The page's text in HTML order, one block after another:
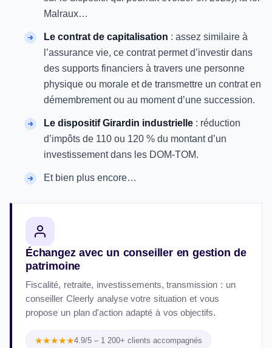
Malraux…
Le contrat de capitalisation : assez similaire à
l’assurance vie, ce contrat permet d’investir dans
des supports financiers à travers une personne
physique ou morale et de transmettre un contrat en
démembrement ou au moment d’une succession.
Le dispositif Girardin industrielle : réduction
d’impôts de 110 ou 120 % du montant d’un
investissement dans les DOM-TOM.
Et bien plus encore…
Échangez avec un conseiller en gestion de
patrimoine
Fiscalité, retraite, investissements, transmission : un
conseiller Cleerly analyse votre situation et vous
propose un plan d'action adapté à vos objectifs.
★★★★★4.9/5 – 1 200+ clients accompagnés